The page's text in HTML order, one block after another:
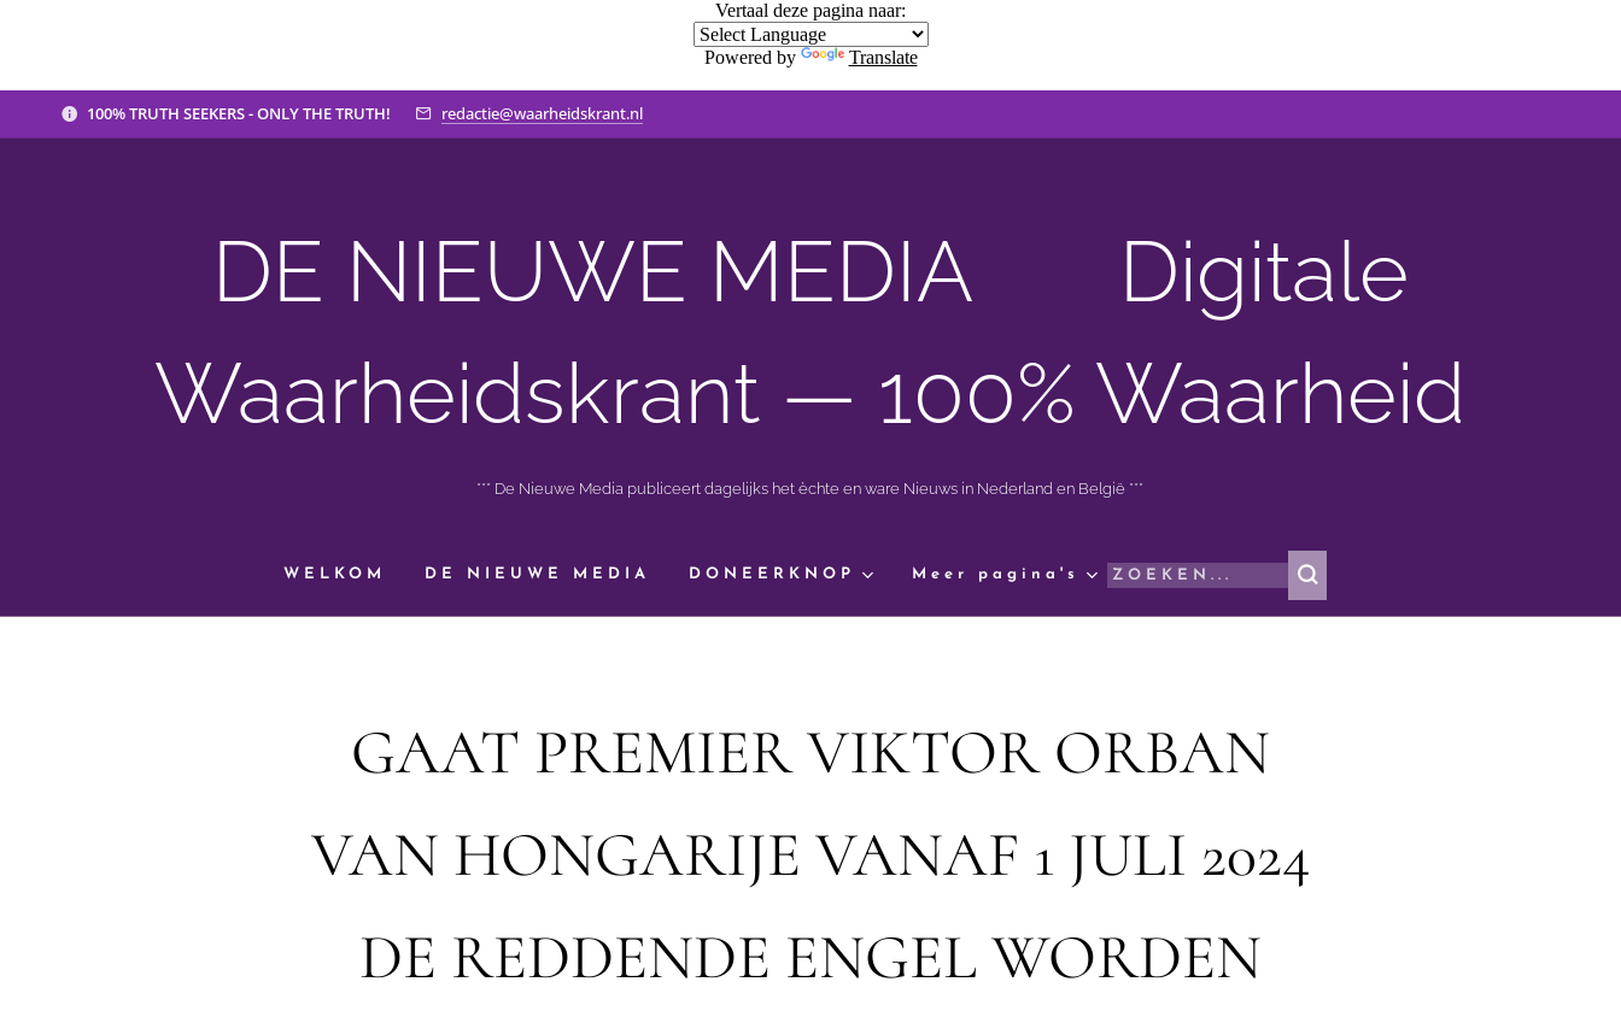
Vertaal deze pagina naar:
Powered by Translate
100% TRUTH SEEKERS - ONLY THE TRUTH! redactie@waarheidskrant.nl
DE NIEUWE MEDIA 🟣 Digitale
Waarheidskrant — 100% Waarheid
*** De Nieuwe Media publiceert dagelijks het èchte en ware Nieuws in Nederland en België ***
WELKOM DE NIEUWE MEDIA DONEERKNOP Meer pagina's
GAAT PREMIER VIKTOR ORBAN
VAN HONGARIJE VANAF 1 JULI 2024
DE REDDENDE ENGEL WORDEN